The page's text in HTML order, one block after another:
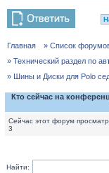
Главная
» Список
» Технический раздел по
» Шины и Диски для Polo
Кто сейчас на
Сейчас этот форум
3
Найти: